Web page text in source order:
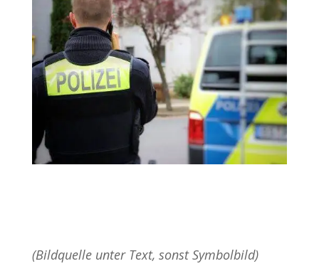
(Bildquelle unter Text, sonst Symbolbild)